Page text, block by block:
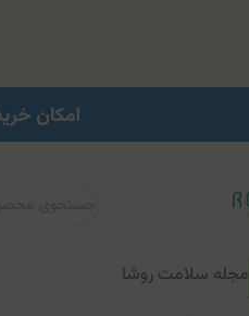
مجله سلامت روشا